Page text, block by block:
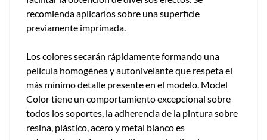
recomienda aplicarlos sobre una superficie
previamente imprimada.
Los colores secarán rápidamente formando una
película homogénea y autonivelante que respeta el
más mínimo detalle presente en el modelo. Model
Color tiene un comportamiento excepcional sobre
todos los soportes, la adherencia de la pintura sobre
resina, plástico, acero y metal blanco es